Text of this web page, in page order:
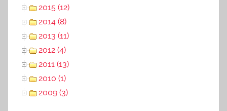
2015 (12)
2014 (8)
2013 (11)
2012 (4)
2011 (13)
2010 (1)
2009 (3)